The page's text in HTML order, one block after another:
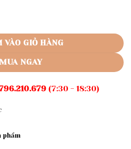
965 số lượng
VÀO GIỎ HÀNG
MUA NGAY
(7:30 - 18:30)
phẩm